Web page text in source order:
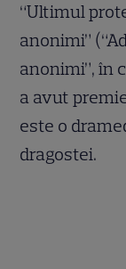
“Ultimul
anonimi”
anonimi”, în
a avut
este o
dragostei.